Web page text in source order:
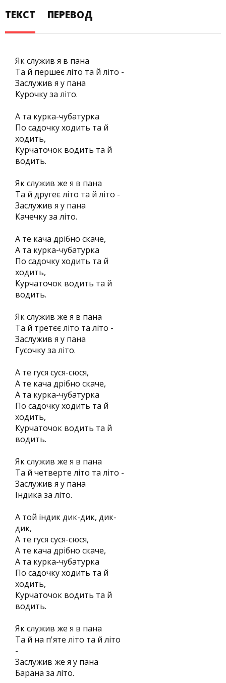
ТЕКСТ
ПЕРЕВОД
Як служив я в пана
Та й першеє літо та й літо -
Заслужив я у пана
Курочку за літо.
А та курка-чубатурка
По садочку ходить та й
ходить,
Курчаточок водить та й
водить.
Як служив же я в пана
Та й другеє літо та й літо -
Заслужив я у пана
Качечку за літо.
А те кача дрібно скаче,
А та курка-чубатурка
По садочку ходить та й
ходить,
Курчаточок водить та й
водить.
Як служив же я в пана
Та й третєє літо та літо -
Заслужив я у пана
Гусочку за літо.
А те гуся суся-сюся,
А те кача дрібно скаче,
А та курка-чубатурка
По садочку ходить та й
ходить,
Курчаточок водить та й
водить.
Як служив же я в пана
Та й четверте літо та літо -
Заслужив я у пана
Індика за літо.
А той індик дик-дик, дик-
дик,
А те гуся суся-сюся,
А те кача дрібно скаче,
А та курка-чубатурка
По садочку ходить та й
ходить,
Курчаточок водить та й
водить.
Як служив же я в пана
Та й на п'яте літо та й літо
-
Заслужив же я у пана
Барана за літо.